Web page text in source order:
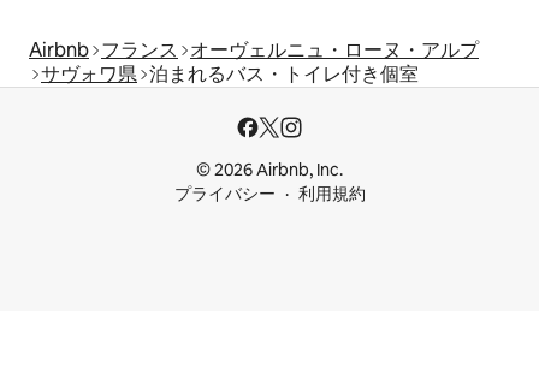
Airbnb フランス
オーヴェルニュ・ローヌ・アルプ
サヴォワ県 泊まれるバス・トイレ付き個室
© 2026 Airbnb, Inc.
プライバシー
利用規約